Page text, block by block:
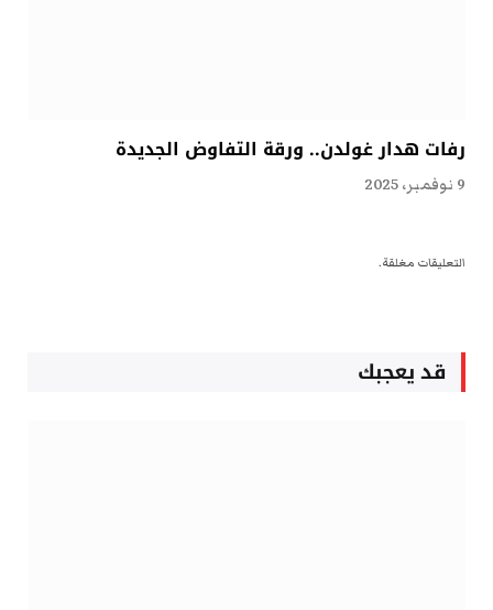
رفات هدار غولدن.. ورقة التفاوض الجديدة
9 نوفمبر، 2025
التعليقات مغلقة.
قد يعجبك